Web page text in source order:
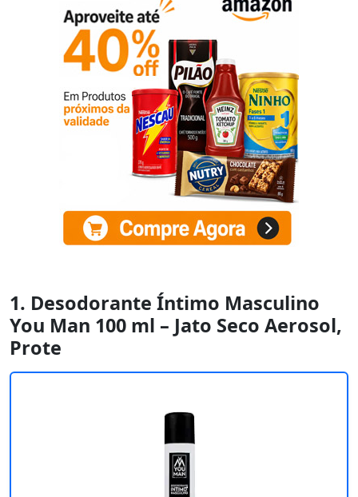
1. Desodorante Íntimo Masculino
You Man 100 ml – Jato Seco Aerosol,
Prote